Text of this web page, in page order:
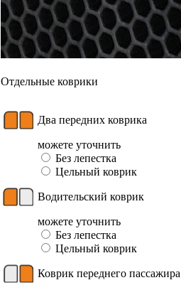
Отдельные коврики
Два передних коврика
можете уточнить
Без лепестка
Цельный коврик
Водительский коврик
можете уточнить
Без лепестка
Цельный коврик
Коврик переднего пассажира